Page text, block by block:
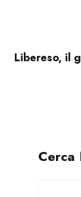
Libereso, il
Cerca